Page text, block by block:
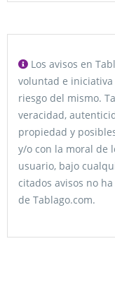
Los avisos en
voluntad e
riesgo del mismo.
veracidad,
propiedad y
y/o con la moral de
usuario, bajo
citados avisos no
de Tablago.com.